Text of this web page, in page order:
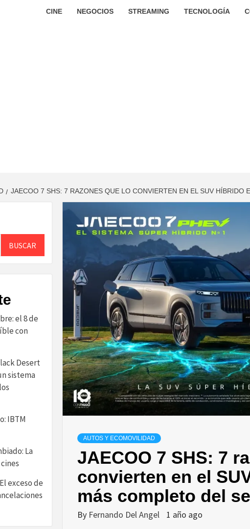
CINE NEGOCIOS STREAMING TECNOLOGÍA
JAECOO 7 SHS: 7 RAZONES QUE LO CONVIERTEN EN EL SUV HÍBRIDO
AUTOS Y ECOMOVILIDAD
JAECOO 7 SHS: 7
convierten en el
más completo del
By Fernando Del Angel 1 año ago
BUSCAR
el 8 de
con
Desert
sistema
IBTM
La
exceso de